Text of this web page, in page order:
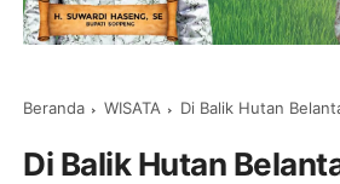
Beranda WISATA Di Balik Hutan Belantara Gellenge: Air Terjun Sarasa Tanre yang
Di Balik Hutan